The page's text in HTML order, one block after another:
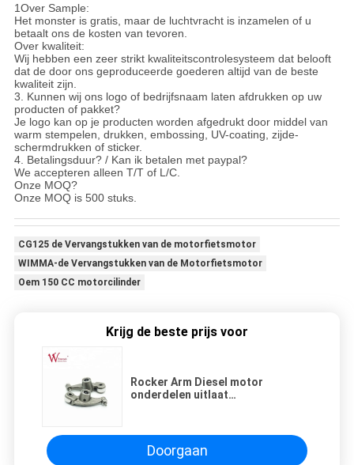
1Over Sample:
Het monster is gratis, maar de luchtvracht is inzamelen of u
betaalt ons de kosten van tevoren.
Over kwaliteit:
Wij hebben een zeer strikt kwaliteitscontrolesysteem dat belooft
dat de door ons geproduceerde goederen altijd van de beste
kwaliteit zijn.
3. Kunnen wij ons logo of bedrijfsnaam laten afdrukken op uw
producten of pakket?
Je logo kan op je producten worden afgedrukt door middel van
warm stempelen, drukken, embossing, UV-coating, zijde-
schermdrukken of sticker.
4. Betalingsduur? / Kan ik betalen met paypal?
We accepteren alleen T/T of L/C.
Onze MOQ?
Onze MOQ is 500 stuks.
CG125 de Vervangstukken van de motorfietsmotor
WIMMA-de Vervangstukken van de Motorfietsmotor
Oem 150 CC motorcilinder
Krijg de beste prijs voor
Rocker Arm Diesel motor
onderdelen uitlaat
Doorgaan